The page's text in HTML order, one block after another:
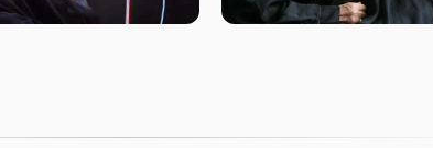
السلام) با این اشتیاق به زیارت
حسن مجتبی علیه السلام-حجت